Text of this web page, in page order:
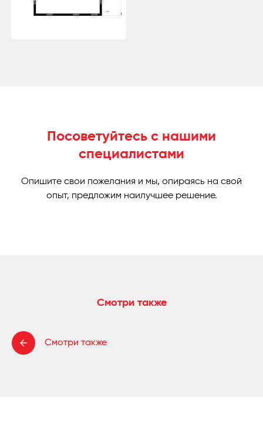
Посоветуйтесь с нашими
специалистами
Опишите свои пожелания и мы, опираясь на свой
опыт, предложим наилучшее решение.
Смотри также
Смотри также